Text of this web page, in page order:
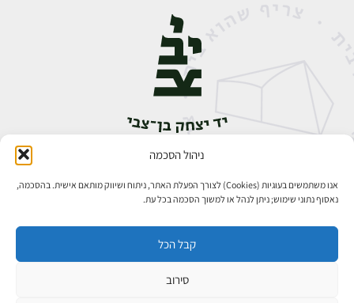
ניהול הסכמה
אנו משתמשים בעוגיות (Cookies) לצורך הפעלת האתר, ניתוח ושיווק מותאם אישית. בהסכמה,
נאסוף נתוני שימוש; ניתן לנהל או למשוך הסכמה בכל עת.
קבל הכל
סירוב
אבן גבירול 14, רחביה, ירושלים